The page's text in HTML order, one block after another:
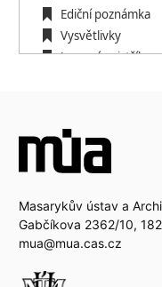
Masarykův ústav a
Gabčíkova 2362/10,
mua@mua.cas.cz